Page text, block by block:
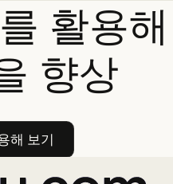
활용해
향상
해 보기
Claude 사용해 보기